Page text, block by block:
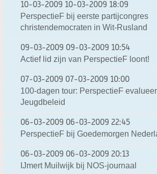
10-03-2009 10-03-2009 18:09
PerspectieF bij eerste partijcongres
christendemocraten in Wit-Rusland
09-03-2009 09-03-2009 10:54
Actief lid zijn van PerspectieF loont!
07-03-2009 07-03-2009 10:00
100-dagen tour: PerspectieF
Jeugdbeleid
06-03-2009 06-03-2009 22:45
PerspectieF bij Goedemorgen
06-03-2009 06-03-2009 20:13
IJmert Muilwijk bij NOS-journaal